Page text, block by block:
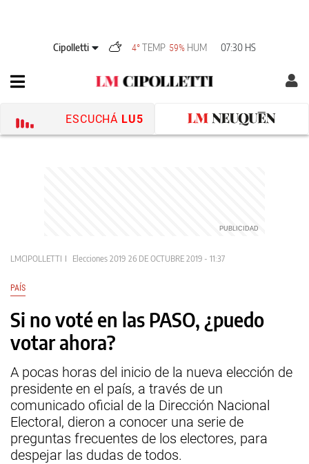
Cipolletti 4° TEMP 59% HUM 07:30 HS
ESCUCHÁ LU5
LMCIPOLLETTI Elecciones 2019 26 DE OCTUBRE 2019 - 11:37
PAÍS
Si no voté en las PASO, ¿puedo
votar ahora?
A pocas horas del inicio de la nueva elección de
presidente en el país, a través de un
comunicado oficial de la Dirección Nacional
Electoral, dieron a conocer una serie de
preguntas frecuentes de los electores, para
despejar las dudas de todos.